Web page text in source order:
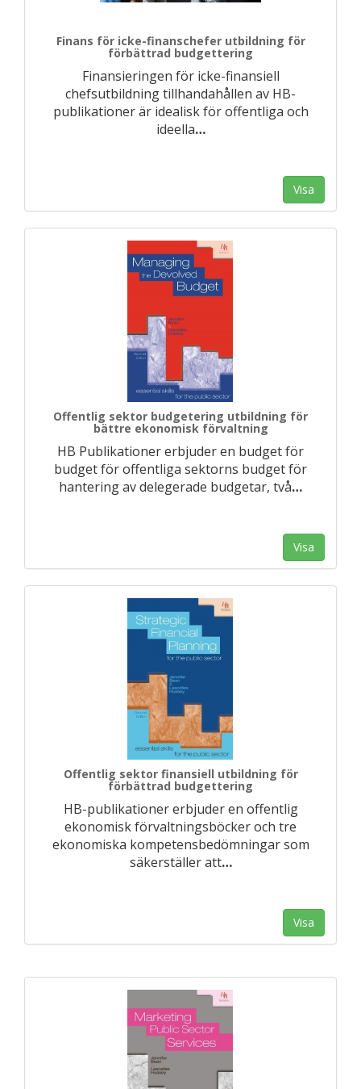
Finans för icke-finanschefer utbildning för
förbättrad budgettering
Finansieringen för icke-finansiell
chefsutbildning tillhandahållen av HB-
publikationer är idealisk för offentliga och
ideella…
Visa
Offentlig sektor budgetering utbildning för
bättre ekonomisk förvaltning
HB Publikationer erbjuder en budget för
budget för offentliga sektorns budget för
hantering av delegerade budgetar, två…
Visa
Offentlig sektor finansiell utbildning för
förbättrad budgettering
HB-publikationer erbjuder en offentlig
ekonomisk förvaltningsböcker och tre
ekonomiska kompetensbedömningar som
säkerställer att…
Visa